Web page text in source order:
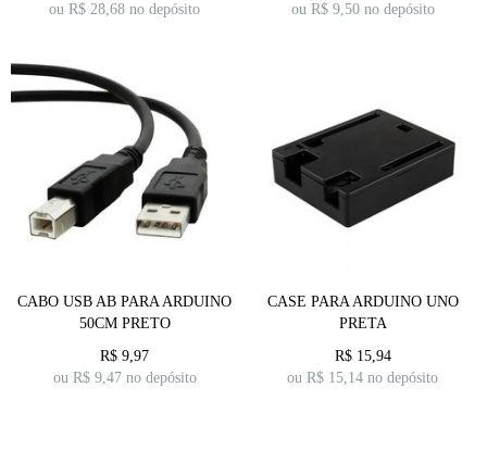
ou R$ 28,68 no depósito
ou R$ 9,50 no depósito
CABO USB AB PARA ARDUINO
50CM PRETO
R$ 9,97
ou R$ 9,47 no depósito
CASE PARA ARDUINO UNO
PRETA
R$ 15,94
ou R$ 15,14 no depósito